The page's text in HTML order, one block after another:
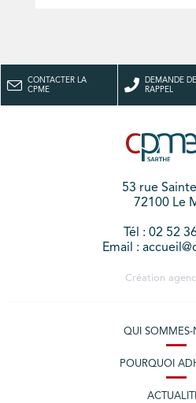
CONTACTER LA
CPME
DEMANDE DE
RAPPEL
53 rue
72100 Le
Tél : 02 52
Email :
Création
QUI SOMMES-
POURQUOI